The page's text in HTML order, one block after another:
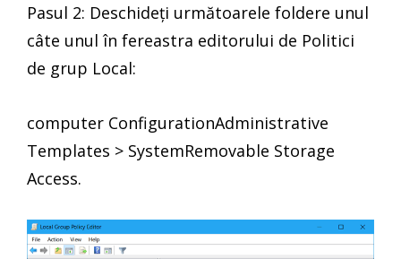
Pasul 2: Deschideți următoarele foldere unul
câte unul în fereastra editorului de Politici
de grup Local:
computer ConfigurationAdministrative
Templates > SystemRemovable Storage
Access.